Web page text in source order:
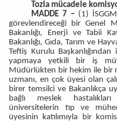
Tozla mücadele
MADDE 7 –(1)
görevlendireceği bir Genel
Bakanlığı, Enerji ve Tabii
Bakanlığı, Gıda, Tarım ve
Teftiş Kurulu
yapmaya yetkili bir iş
Müdürlükten bir hekim ile bir
uzmanı, en çok üyesi olan
birer temsilci ve Bakanlıkça
bağlı meslek
üniversitelerin tıp ve
üyesinin katılımıyla bir